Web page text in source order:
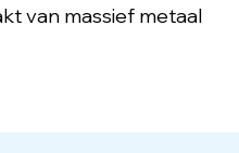
van massief metaal